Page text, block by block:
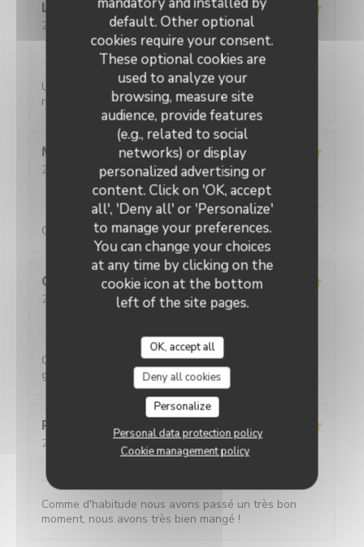
default. Other optional
cookies require your consent.
These optional cookies are
used to analyze your
browsing, measure site
audience, provide features
(e.g., related to social
networks) or display
personalized advertising or
content. Click on 'OK, accept
all', 'Deny all' or 'Personalize'
to manage your preferences.
You can change your choices
at any time by clicking on the
cookie icon at the bottom
left of the site pages.
OK, accept all
Deny all cookies
Personalize
Personal data protection policy
Cookie management policy
Lucrece
M
2026-08-04
- 19:30 - Guests 4
5/5 Ambiance:5/5 Food:5/5 Value:5
Un service efficace, des crêpes délicieuses aux
recettes variées pour un prix très raisonnable.
Maud
2026-08-01- 12:30 - Guests 5
/5 Ambiance: 5 /5 Food: 5/5 Value :
Galettes et crêpes très généreuses (en garnitures)
Quentin
L
2026-07-31
- 20:00 - Guests 4
Ambiance 5 /5 Food :5/5 Value
Comme d'habitude ! Un vrai délice avec des portions
généreuses !
Pauline
2026-08-01
- 12:30 - Guests 3
Ambiance:5/5 Food:5/5 Value
Comme d'habitude nous avons passé un très bon
moment, nous avons très bien mangé !